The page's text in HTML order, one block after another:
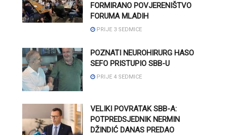
FORMIRANO POVJERENIŠTVO
FORUMA MLADIH
PRIJE 3 SEDMICE
POZNATI NEUROHIRURG HASO
SEFO PRISTUPIO SBB-U
PRIJE 4 SEDMICE
VELIKI POVRATAK SBB-A:
POTPREDSJEDNIK NERMIN
DŽINDIĆ DANAS PREDAO